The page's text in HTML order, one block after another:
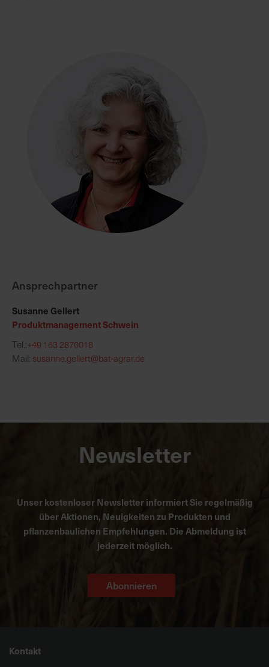
Ansprechpartner
Susanne Gellert
Produktmanagement Schwein
Tel.:+49 163 2870018
Mail: susanne.gellert@bat-agrar.de
Newsletter
Unser kostenloser Newsletter informiert Sie regelmäßig
über Aktionen, Neuigkeiten zu Produkten und
pflanzenbaulichen Empfehlungen. Die Abmeldung ist
jederzeit möglich.
Abonnieren
Kontakt